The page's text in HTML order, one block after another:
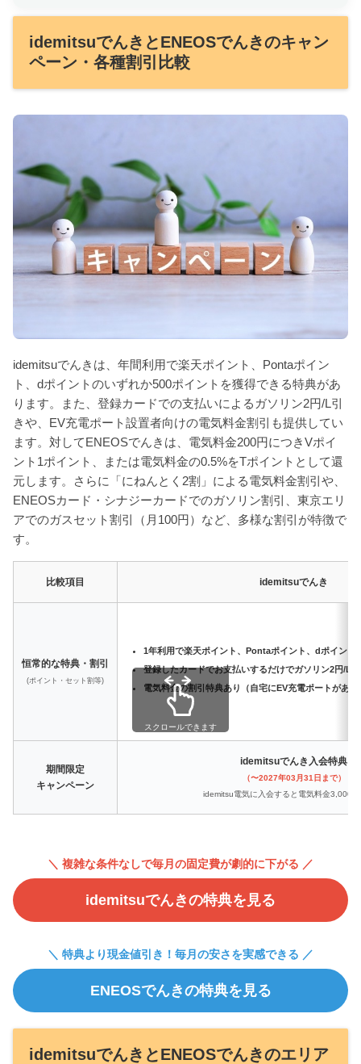
idemitsuでんきとENEOSでんきのキャン
ペーン・各種割引比較
idemitsuでんきは、年間利用で楽天ポイント、Pontaポイン
ト、dポイントのいずれか500ポイントを獲得できる特典があ
ります。また、登録カードでの支払いによるガソリン2円/L引
きや、EV充電ポート設置者向けの電気料金割引も提供してい
ます。対してENEOSでんきは、電気料金200円につきVポイ
ント1ポイント、または電気料金の0.5%をTポイントとして還
元します。さらに「にねんとく2割」による電気料金割引や、
ENEOSカード・シナジーカードでのガソリン割引、東京エリ
アでのガスセット割引（月100円）など、多様な割引が特徴で
す。
比較項目 idemitsuでんき
恒常的な特典・割引
(ポイント・セット割等)
1年利用で楽天ポイント、Pontaポイント、dポイント
登録したカードでお支払いするだけでガソリン2円/L
電気料金の割引特典あり（自宅にEV充電ポートがある
期間限定
キャンペーン
idemitsuでんき入会特典
（〜2027年03月31日まで）
idemitsu電気に入会すると電気料金3,000
スクロールできます
＼ 複雑な条件なしで毎月の固定費が劇的に下がる ／
idemitsuでんきの特典を見る
＼ 特典より現金値引き！毎月の安さを実感できる ／
ENEOSでんきの特典を見る
idemitsuでんきとENEOSでんきのエリア